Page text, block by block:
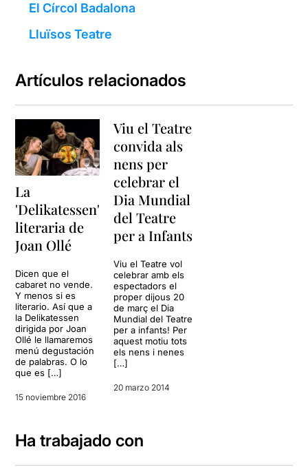
El Círcol Badalona
Lluïsos Teatre
Artículos relacionados
La
'Delikatessen'
literaria de
Joan Ollé
Dicen que el
cabaret no vende.
Y menos si es
literario. Así que a
la Delikatessen
dirigida por Joan
Ollé le llamaremos
menú degustación
de palabras. O lo
que es […]
15 noviembre 2016
Viu el Teatre
convida als
nens per
celebrar el
Dia Mundial
del Teatre
per a Infants
Viu el Teatre vol
celebrar amb els
espectadors el
proper dijous 20
de març el Dia
Mundial del Teatre
per a infants! Per
aquest motiu tots
els nens i nenes
[…]
20 marzo 2014
Ha trabajado con